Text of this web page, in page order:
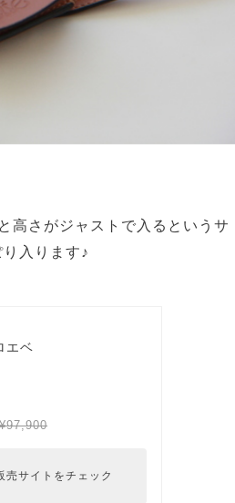
高さがジャストで入るというサ
入ります♪
エベ
¥97,900
売サイトをチェック